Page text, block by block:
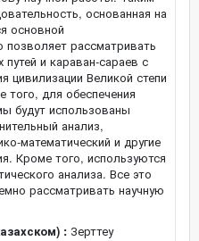
основанная на
основной
рассматривать
и караван-сараев с
цивилизации Великой степи
того, для обеспечения
будут использованы
анализ,
математический и другие
Кроме того, используются
анализа. Все это
рассматривать научную
: Зерттеу